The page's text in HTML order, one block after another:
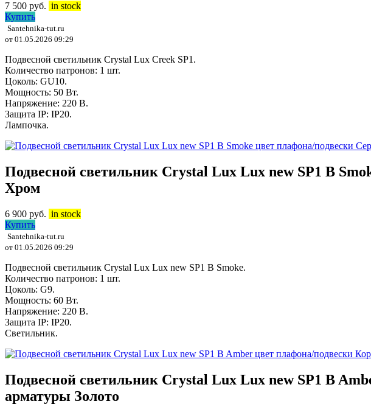
7 500 руб. in stock
Купить
Santehnika-tut.ru
от 01.05.2026 09:29
Подвесной светильник Crystal Lux Creek SP1.
Количество патронов: 1 шт.
Цоколь: GU10.
Мощность: 50 Вт.
Напряжение: 220 В.
Защита IP: IP20.
Лампочка.
Подвесной светильник Crystal Lux Lux new SP1 B
Хром
6 900 руб. in stock
Купить
Santehnika-tut.ru
от 01.05.2026 09:29
Подвесной светильник Crystal Lux Lux new SP1 B Smoke.
Количество патронов: 1 шт.
Цоколь: G9.
Мощность: 60 Вт.
Напряжение: 220 В.
Защита IP: IP20.
Светильник.
Подвесной светильник Crystal Lux Lux new SP1 B
арматуры Золото